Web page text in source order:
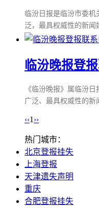
临汾日报是临汾市委
泛，最具权威性的新闻
临汾晚报登
《临汾晚报》属临汾
广泛、最具权威性的新
‹‹1 ››
热门城市：
北京登报挂失
上海登报
天津遗失声明
重庆
合肥登报挂失